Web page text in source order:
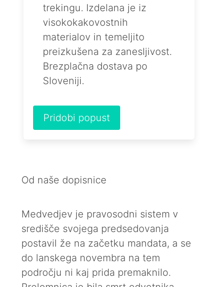
trekingu. Izdelana je iz
visokokakovostnih
materialov in temeljito
preizkušena za zanesljivost.
Brezplačna dostava po
Sloveniji.
Pridobi popust
Od naše dopisnice
Medvedjev je pravosodni sistem v
središče svojega predsedovanja
postavil že na začetku mandata, a se
do lanskega novembra na tem
področju ni kaj prida premaknilo.